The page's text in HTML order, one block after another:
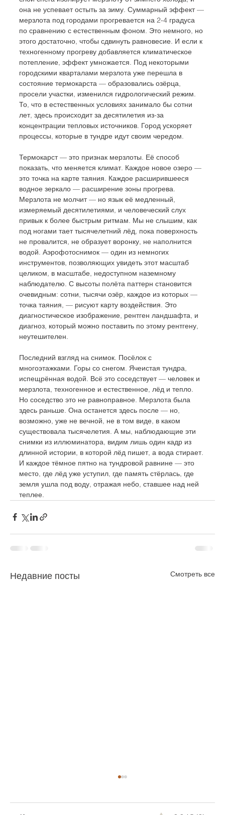
она не успевает остыть за зиму. Суммарный эффект —
мерзлота под городами прогревается на 2-4 градуса
по сравнению с естественным фоном. Это немного, но
этого достаточно, чтобы сдвинуть равновесие. И если к
техногенному прогреву добавляется климатическое
потепление, эффект умножается. Под некоторыми
городскими кварталами мерзлота уже перешла в
состояние термокарста — образовались озёрца,
просели участки, изменился гидрологический режим.
То, что в естественных условиях занимало бы сотни
лет, здесь происходит за десятилетия из-за
концентрации тепловых источников. Город ускоряет
процессы, которые в тундре идут своим чередом.
Термокарст — это признак мерзлоты. Её способ
показать, что меняется климат. Каждое новое озеро —
это точка на карте таяния. Каждое расширившееся
водное зеркало — расширение зоны прогрева.
Мерзлота не молчит — но язык её медленный,
измеряемый десятилетиями, и человеческий слух
привык к более быстрым ритмам. Мы не слышим, как
под ногами тает тысячелетний лёд, пока поверхность
не провалится, не образует воронку, не наполнится
водой. Аэрофотоснимок — один из немногих
инструментов, позволяющих увидеть этот масштаб
целиком, в масштабе, недоступном наземному
наблюдателю. С высоты полёта паттерн становится
очевидным: сотни, тысячи озёр, каждое из которых —
точка таяния, — рисуют карту воздействия. Это
диагностическое изображение, рентген ландшафта, и
диагноз, который можно поставить по этому рентгену,
неутешителен.
Последний взгляд на снимок. Посёлок с
многоэтажками. Горы со снегом. Ячеистая тундра,
испещрённая водой. Всё это соседствует — человек и
мерзлота, техногенное и естественное, лёд и тепло.
Но соседство это не равноправное. Мерзлота была
здесь раньше. Она останется здесь после — но,
возможно, уже не вечной, не в том виде, в каком
существовала тысячелетия. А мы, наблюдающие эти
снимки из иллюминатора, видим лишь один кадр из
длинной истории, в которой лёд пишет, а вода стирает.
И каждое тёмное пятно на тундровой равнине — это
место, где лёд уже уступил, где память стёрлась, где
земля ушла под воду, отражая небо, ставшее над ней
теплее.
Недавние посты Смотреть все